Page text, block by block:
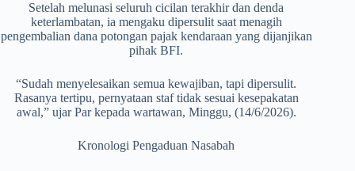
Setelah melunasi seluruh cicilan terakhir dan denda
keterlambatan, ia mengaku dipersulit saat menagih
pengembalian dana potongan pajak kendaraan yang dijanjikan
pihak BFI.
“Sudah menyelesaikan semua kewajiban, tapi dipersulit.
Rasanya tertipu, pernyataan staf tidak sesuai kesepakatan
awal,” ujar Par kepada wartawan, Minggu, (14/6/2026).
Kronologi Pengaduan Nasabah